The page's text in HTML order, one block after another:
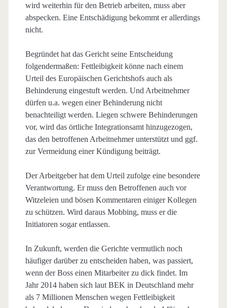
wird weiterhin für den Betrieb arbeiten, muss aber
abspecken. Eine Entschädigung bekommt er allerdings
nicht.
Begründet hat das Gericht seine Entscheidung
folgendermaßen: Fettleibigkeit könne nach einem
Urteil des Europäischen Gerichtshofs auch als
Behinderung eingestuft werden. Und Arbeitnehmer
dürfen u.a. wegen einer Behinderung nicht
benachteiligt werden. Liegen schwere Behinderungen
vor, wird das örtliche Integrationsamt hinzugezogen,
das den betroffenen Arbeitnehmer unterstützt und ggf.
zur Vermeidung einer Kündigung beiträgt.
Der Arbeitgeber hat dem Urteil zufolge eine besondere
Verantwortung. Er muss den Betroffenen auch vor
Witzeleien und bösen Kommentaren einiger Kollegen
zu schützen. Wird daraus Mobbing, muss er die
Initiatoren sogar entlassen.
In Zukunft, werden die Gerichte vermutlich noch
häufiger darüber zu entscheiden haben, was passiert,
wenn der Boss einen Mitarbeiter zu dick findet. Im
Jahr 2014 haben sich laut BEK in Deutschland mehr
als 7 Millionen Menschen wegen Fettleibigkeit